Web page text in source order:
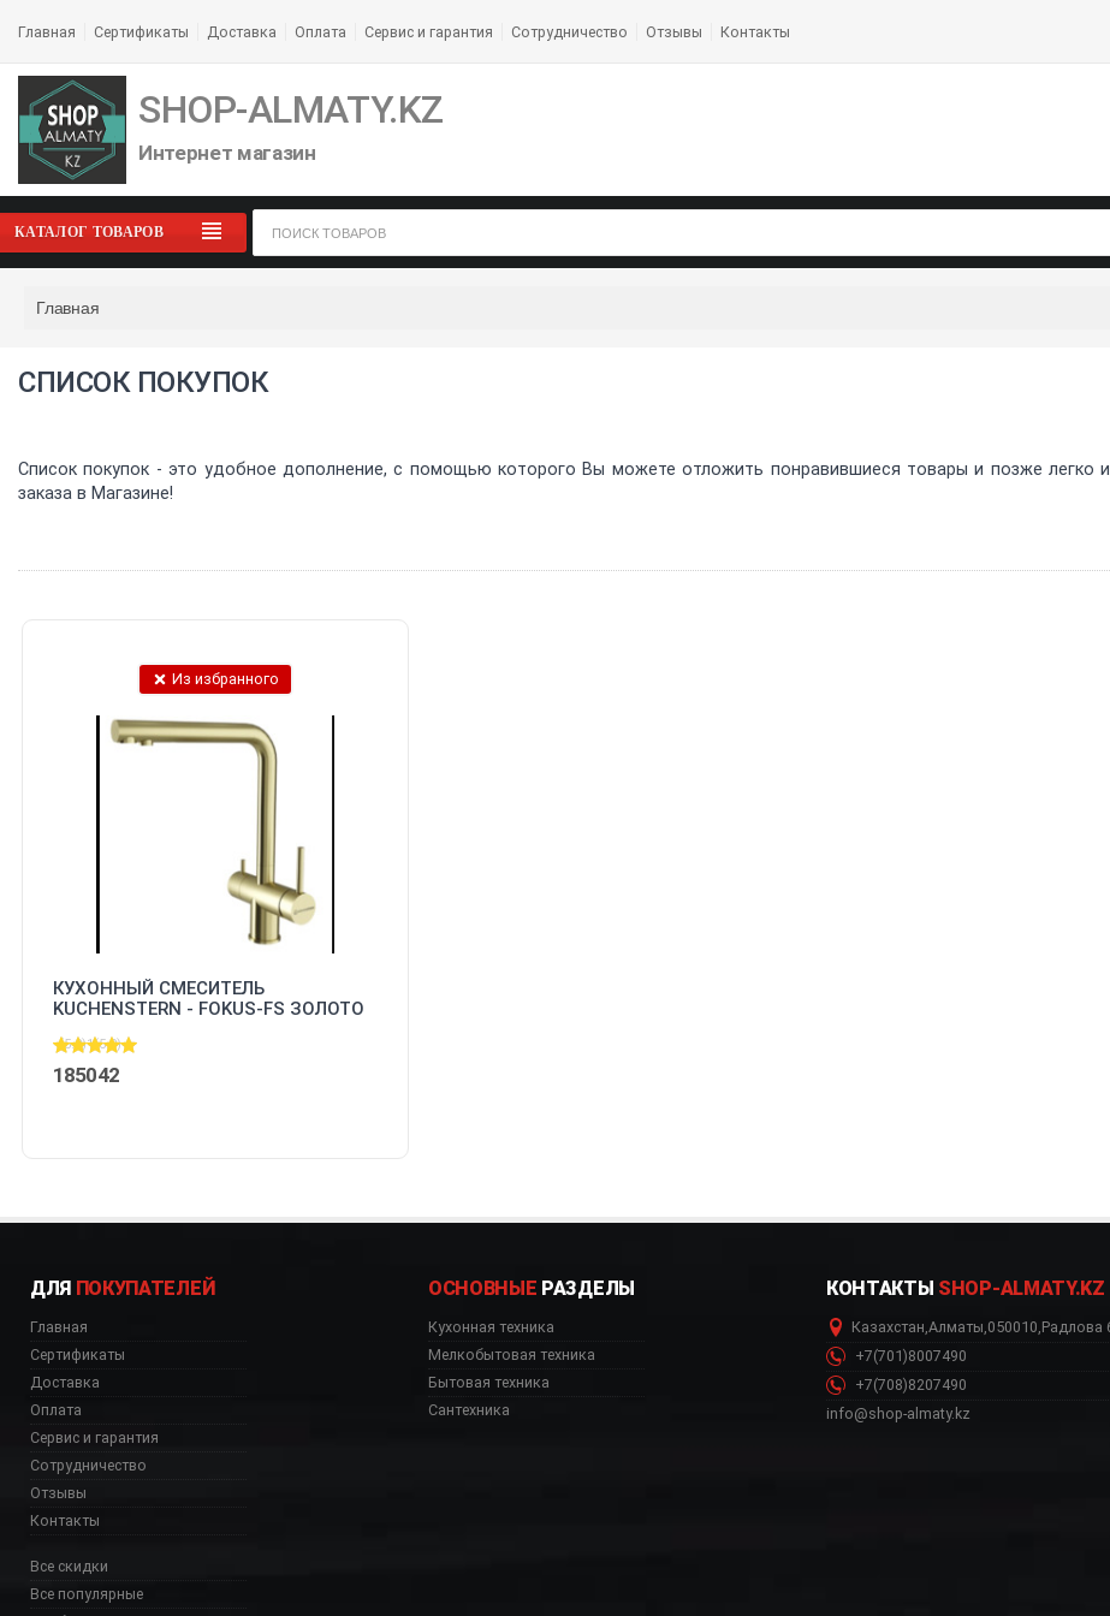
Главная Сертификаты Доставка Оплата Сервис и гарантия Сотрудничество Отзывы Контакты
SHOP-ALMATY.KZ
Интернет магазин
КАТАЛОГ ТОВАРОВ
Главная
СПИСОК ПОКУПОК
Список покупок - это удобное дополнение, с помощью которого Вы можете отложить понравившиеся товары и позже легко
заказа в Магазине!
Из избранного
КУХОННЫЙ СМЕСИТЕЛЬ
KUCHENSTERN - FOKUS-FS ЗОЛОТО
(5.0)1(5.0)
185042
ДЛЯ ПОКУПАТЕЛЕЙ
Главная
Сертификаты
Доставка
Оплата
Сервис и гарантия
Сотрудничество
Отзывы
Контакты
Все скидки
Все популярные
ОСНОВНЫЕ РАЗДЕЛЫ
Кухонная техника
Мелкобытовая техника
Бытовая техника
Сантехника
КОНТАКТЫ SHOP-ALMATY.KZ
Казахстан Алматы 050010 Радлова
+7(701)8007490
+7(708)8207490
info@shop-almaty.kz